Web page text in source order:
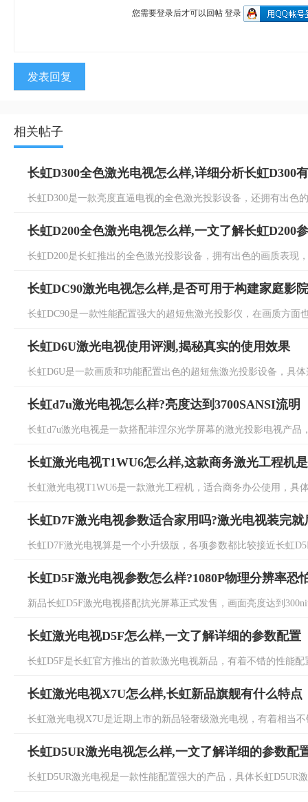
您需要登录后才可以回帖 登录
发表回复
相关帖子
长虹D300全色激光电视怎么样,详细分析长虹D300
长虹D300是一款亮度直逼电视的全色激光投影设备，还拥有出色
长虹D200全色激光电视怎么样,一文了解长虹D200
长虹D200是长虹推出的全色激光投影设备，拥有出色的画质表现
长虹DC90激光电视怎么样,是否可用于构建家庭影院
长虹DC90是一款性能配置强大的超短焦激光投影仪，在画质方面
长虹D6U激光电视使用评测,揭秘真实的使用效果
长虹D6U是一款画质和功能配置出色的超短焦激光投影设备，具
长虹d7u激光电视怎么样?亮度达到3700SANSI流明
长虹d7u激光电视是一款搭配菲涅尔光学屏幕的激光投影电视产
长虹激光电视T1WU6怎么样,这款商务激光工程机
长虹激光电视T1WU6是一款激光工程机，适合商务办公使用，具
长虹D7F激光电视参数适合家用吗?激光电视装完就
长虹D7F激光电视算是一个小升级版，各项参数都比较接近长虹
长虹D5F激光电视参数怎么样?1080P物理分辨率恐
新品长虹D5F激光电视搭配抗光屏幕正式发售，画面亮度达到
长虹激光电视D5F怎么样,一文了解详细的参数配置
长虹D5F是长虹官方推出的首款激光电视新品，有着不错的性能
长虹激光电视X7U怎么样,长虹新品旗舰有什么特点
长虹激光电视X7U是近期上市的新品轻奢级激光电视，有着相当
长虹D5UR激光电视怎么样,一文了解详细的参数配
长虹D5UR激光电视是一款性能配置强大的产品，具体长虹D5UR